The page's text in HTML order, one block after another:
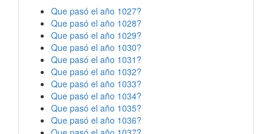
Que pasó el año 1027?
Que pasó el año 1028?
Que pasó el año 1029?
Que pasó el año 1030?
Que pasó el año 1031?
Que pasó el año 1032?
Que pasó el año 1033?
Que pasó el año 1034?
Que pasó el año 1035?
Que pasó el año 1036?